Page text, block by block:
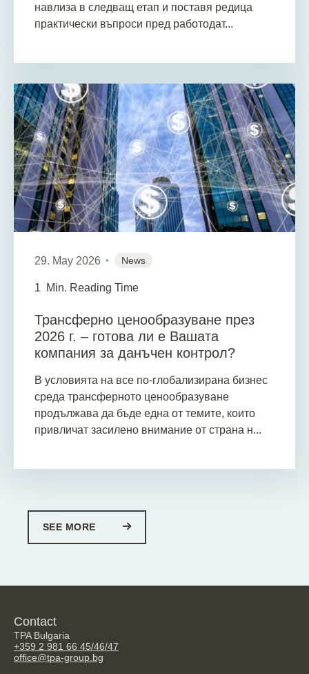
навлиза в следващ етап и поставя редица
практически въпроси пред работодат...
29. May 2026 News
1 Min. Reading Time
Трансферно ценообразуване през
2026 г. – готова ли е Вашата
компания за данъчен контрол?
В условията на все по-глобализирана бизнес
среда трансферното ценообразуване
продължава да бъде една от темите, които
привличат засилено внимание от страна н...
SEE MORE
Contact
TPA Bulgaria
+359 2 981 66 45/46/47
office@tpa-group.bg